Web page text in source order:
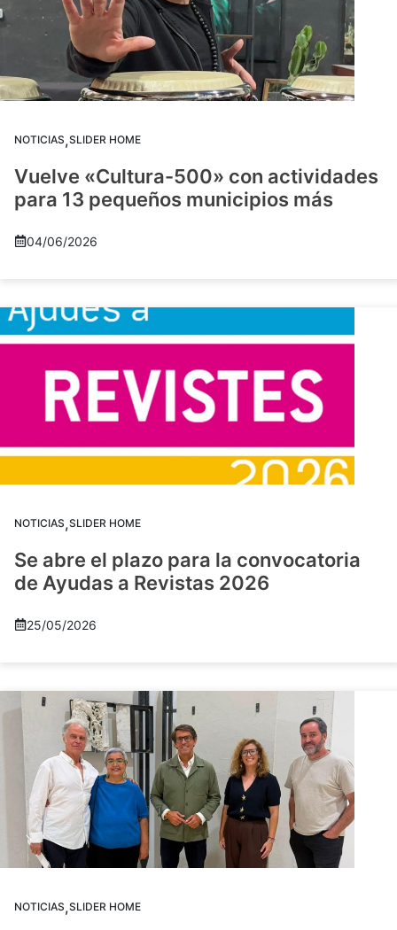
NOTICIAS,SLIDER HOME
Vuelve «Cultura-500» con actividades
para 13 pequeños municipios más
04/06/2026
NOTICIAS,SLIDER HOME
Se abre el plazo para la convocatoria
de Ayudas a Revistas 2026
25/05/2026
NOTICIAS,SLIDER HOME